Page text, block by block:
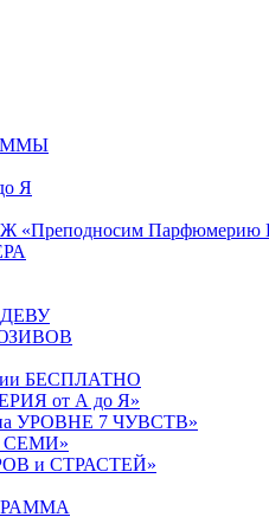
Я
Парфюмерию
БЕСПЛАТНО
от А до Я»
УРОВНЕ 7 ЧУВСТВ»
СЕМИ»
и СТРАСТЕЙ»